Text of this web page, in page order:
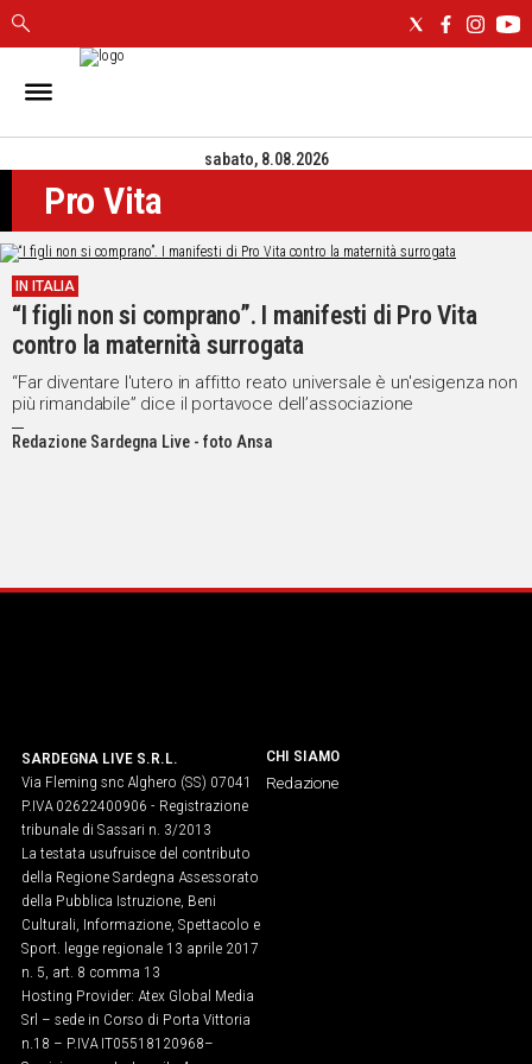
IN
CAGLIARI
SASSARI
NUORO
ORISTANO
SULCIS
GALLURA
OGLIASTRA
MEDIO
CAMPIDANO
ITALIA
VIDEO
Vai
UNISCITI
AL CANALE
WHATSAPP
sabato, 8.08.2026
Pro Vita
IN ITALIA
“I figli non si comprano”. I manifesti di Pro Vita
contro la maternità surrogata
“Far diventare l'utero in affitto reato universale è un'esigenza non
più rimandabile” dice il portavoce dell’associazione
Redazione Sardegna Live - foto Ansa
SARDEGNA LIVE S.R.L.
Via Fleming snc Alghero (SS) 07041
P.IVA 02622400906 - Registrazione
tribunale di Sassari n. 3/2013
La testata usufruisce del contributo
della Regione Sardegna Assessorato
della Pubblica Istruzione, Beni
Culturali, Informazione, Spettacolo e
Sport. legge regionale 13 aprile 2017
n. 5, art. 8 comma 13
Hosting Provider: Atex Global Media
Srl – sede in Corso di Porta Vittoria
n.18 – P.IVA IT05518120968​–
CHI SIAMO
Redazione